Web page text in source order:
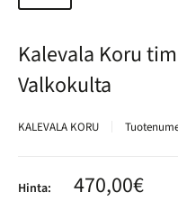
Kalevala Koru
Valkokulta
KALEVALA KORU
Hinta: Alennushinta
470,00€